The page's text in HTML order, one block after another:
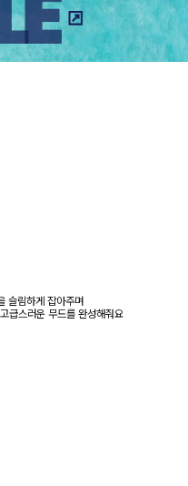
슬림하게 잡아주며
급스러운 무드를 완성해줘요